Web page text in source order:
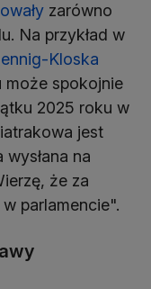
zarówno
Na przykład w
Kloska
spokojnie
2025 roku w
jest
na
że za
parlamencie".